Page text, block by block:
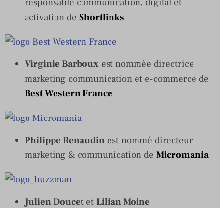
responsable communication, digital et
activation de Shortlinks
Virginie Barboux est nommée directrice
marketing communication et e-commerce de
Best Western France
Philippe Renaudin est nommé directeur
marketing & communication de Micromania
Julien Doucetet Lilian Moine